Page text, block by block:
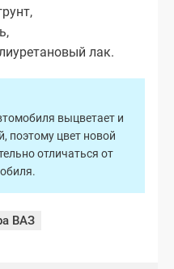
лак.
выцветает и
поэтому цвет новой
отличаться от
ВАЗ